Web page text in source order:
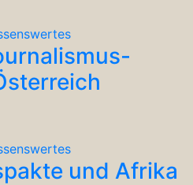
und Afrika